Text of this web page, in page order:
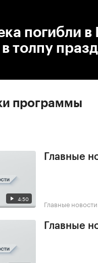
погибли в
в толпу
программы
4:50
Главные
Главные новости
Главные